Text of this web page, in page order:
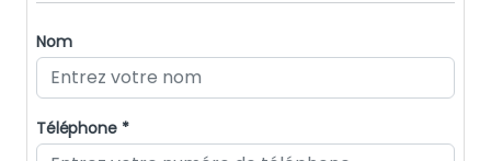
Nom
Téléphone *